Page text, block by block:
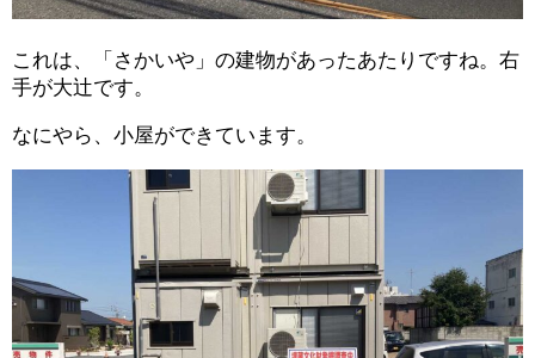
これは、「さかいや」の建物があったあたりですね。右
手が大辻です。
なにやら、小屋ができています。